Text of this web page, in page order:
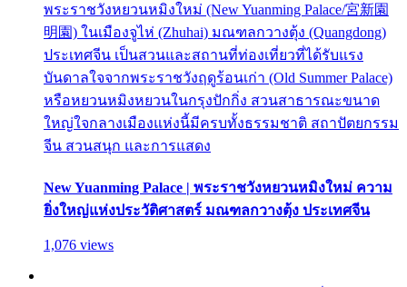
พระราชวังหยวนหมิงใหม่ (New Yuanming Palace/宮新園
明園) ในเมืองจูไห่ (Zhuhai) มณฑลกวางตุ้ง (Quangdong)
ประเทศจีน เป็นสวนและสถานที่ท่องเที่ยวที่ได้รับแรง
บันดาลใจจากพระราชวังฤดูร้อนเก่า (Old Summer Palace)
หรือหยวนหมิงหยวนในกรุงปักกิ่ง สวนสาธารณะขนาด
ใหญ่ใจกลางเมืองแห่งนี้มีครบทั้งธรรมชาติ สถาปัตยกรรม
จีน สวนสนุก และการแสดง
New Yuanming Palace | พระราชวังหยวนหมิงใหม่ ความ
ยิ่งใหญ่แห่งประวัติศาสตร์ มณฑลกวางตุ้ง ประเทศจีน
1,076 views